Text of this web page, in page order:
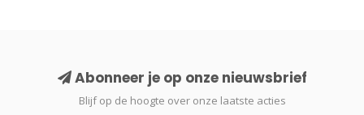
Abonneer je op onze nieuwsbrief
Blijf op de hoogte over onze laatste acties